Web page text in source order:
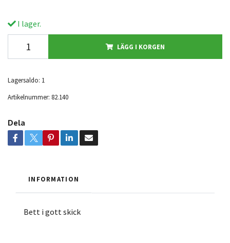
I lager.
LÄGG I KORGEN
Lagersaldo: 1
Artikelnummer: 82.140
Dela
INFORMATION
Bett i gott skick